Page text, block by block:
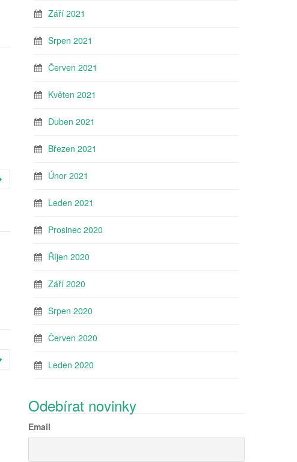
Září 2021
Srpen 2021
Červen 2021
Květen 2021
Duben 2021
Březen 2021
Únor 2021
Leden 2021
Prosinec 2020
Říjen 2020
Září 2020
Srpen 2020
Červen 2020
Leden 2020
Odebírat novinky
Email